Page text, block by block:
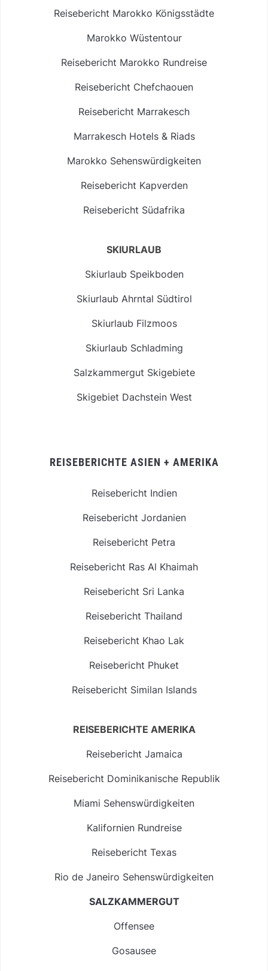
Reisebericht Marokko Königsstädte
Marokko Wüstentour
Reisebericht Marokko Rundreise
Reisebericht Chefchaouen
Reisebericht Marrakesch
Marrakesch Hotels & Riads
Marokko Sehenswürdigkeiten
Reisebericht Kapverden
Reisebericht Südafrika
SKIURLAUB
Skiurlaub Speikboden
Skiurlaub Ahrntal Südtirol
Skiurlaub Filzmoos
Skiurlaub Schladming
Salzkammergut Skigebiete
Skigebiet Dachstein West
REISEBERICHTE ASIEN + AMERIKA
Reisebericht Indien
Reisebericht Jordanien
Reisebericht Petra
Reisebericht Ras Al Khaimah
Reisebericht Sri Lanka
Reisebericht Thailand
Reisebericht Khao Lak
Reisebericht Phuket
Reisebericht Similan Islands
REISEBERICHTE AMERIKA
Reisebericht Jamaica
Reisebericht Dominikanische Republik
Miami Sehenswürdigkeiten
Kalifornien Rundreise
Reisebericht Texas
Rio de Janeiro Sehenswürdigkeiten
SALZKAMMERGUT
Offensee
Gosausee